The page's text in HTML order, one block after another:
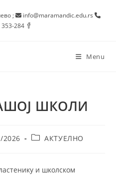
;
info@maramandic.edu.rs
284
Menu
ШКОЛИ
2026
PostАКТУЕЛНО
и школском